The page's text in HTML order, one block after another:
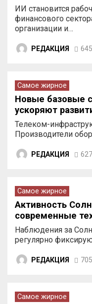
ИИ становится
финансового
организации и…
РЕДАКЦИЯ
Самое жирное
Новые базовые
ускоряют
Телеком-
Производители
РЕДАКЦИЯ
Самое жирное
Активность
современные
Наблюдения за
регулярно
РЕДАКЦИЯ
Самое жирное